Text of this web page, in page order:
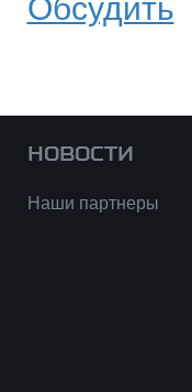
Обсудить
НОВОСТИ
Наши партнеры